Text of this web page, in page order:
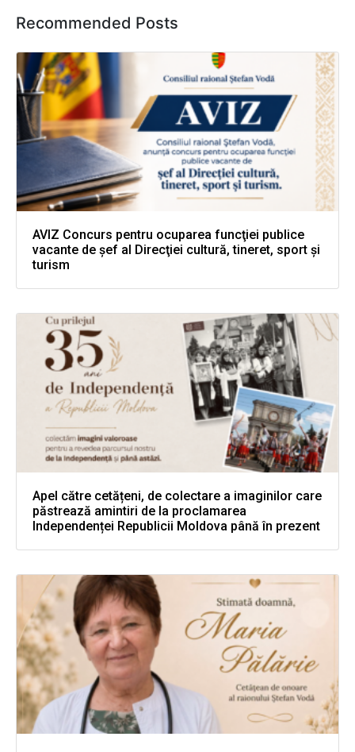
Recommended Posts
AVIZ Concurs pentru ocuparea funcţiei publice
vacante de şef al Direcţiei cultură, tineret, sport şi
turism
Apel către cetățeni, de colectare a imaginilor care
păstrează amintiri de la proclamarea
Independenței Republicii Moldova până în prezent